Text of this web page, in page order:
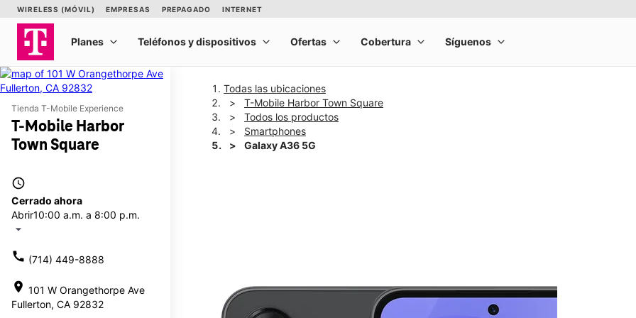
Tienda T-Mobile Experience
T-Mobile Harbor
Town Square
access_time
Cerrado ahora
Abrir10:00 a.m. a 8:00 p.m.
arrow_drop_down
call (714) 449-8888
location_on 101 W Orangethorpe Ave
Fullerton, CA 92832
Todas las ubicaciones
T-Mobile Harbor Town Square
Todos los productos
Smartphones
Galaxy A36 5G